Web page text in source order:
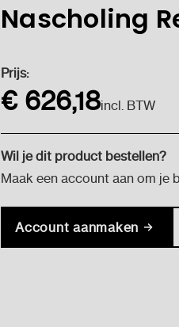
Nascholing
Huidige
voorraad:
Prijs:
€ 626,18incl. BTW
Wil je dit product bestellen?
Maak een account aan om je
Account aanmaken